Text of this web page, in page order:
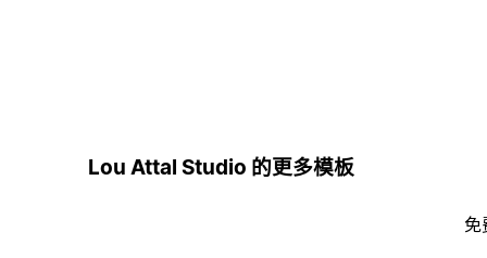
Lou Attal Studio 的更多模板
免